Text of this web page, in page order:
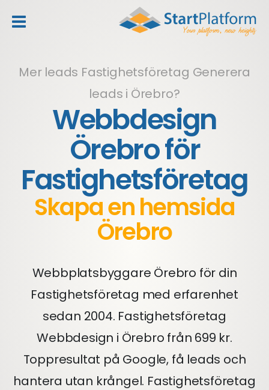
Mer leads Fastighetsföretag Generera
leads i Örebro?
Webbdesign
Örebro för
Fastighetsföretag
Skapa en hemsida
Örebro
Webbplatsbyggare Örebro för din
Fastighetsföretag med erfarenhet
sedan 2004. Fastighetsföretag
Webbdesign i Örebro från 699 kr.
Toppresultat på Google, få leads och
hantera utan krångel. Fastighetsföretag
header_toggle_navigation